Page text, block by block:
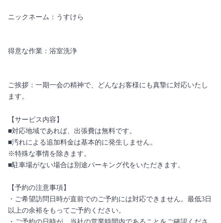
ニックネーム：うすけら
得意な作業：浴室洗浄
ご挨拶：一期一会の精神で、どんなお客様にも真摯に対応いたし
ます。
【サービス内容】
■対応地域であれば、出張費は無料です。
■汚れによる追加料金は基本的に発生しません。
※特殊な事情を除きます。
■駐車場がない場合は別途パーキング代をいただきます。
【予約の注意事項】
・ご希望訪問日時が直前でのご予約には対応できません。最低3日
以上の余裕をもってご予約ください。